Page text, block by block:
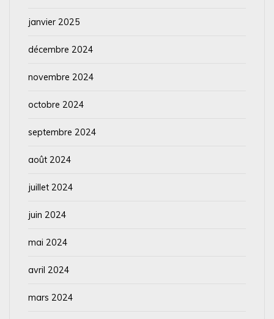
janvier 2025
décembre 2024
novembre 2024
octobre 2024
septembre 2024
août 2024
juillet 2024
juin 2024
mai 2024
avril 2024
mars 2024